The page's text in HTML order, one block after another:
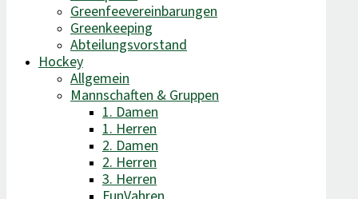
Greenfeevereinbarungen
Greenkeeping
Abteilungsvorstand
Hockey
Allgemein
Mannschaften & Gruppen
1. Damen
1. Herren
2. Damen
2. Herren
3. Herren